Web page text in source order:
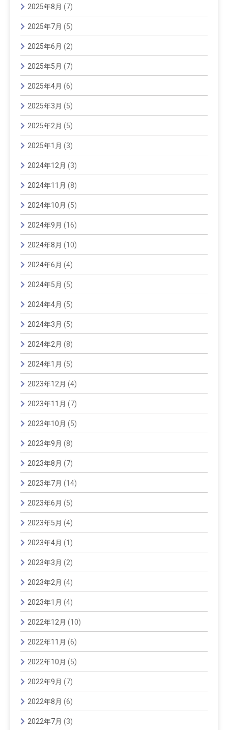
2025年8月 (7)
2025年7月 (5)
2025年6月 (2)
2025年5月 (7)
2025年4月 (6)
2025年3月 (5)
2025年2月 (5)
2025年1月 (3)
2024年12月 (3)
2024年11月 (8)
2024年10月 (5)
2024年9月 (16)
2024年8月 (10)
2024年6月 (4)
2024年5月 (5)
2024年4月 (5)
2024年3月 (5)
2024年2月 (8)
2024年1月 (5)
2023年12月 (4)
2023年11月 (7)
2023年10月 (5)
2023年9月 (8)
2023年8月 (7)
2023年7月 (14)
2023年6月 (5)
2023年5月 (4)
2023年4月 (1)
2023年3月 (2)
2023年2月 (4)
2023年1月 (4)
2022年12月 (10)
2022年11月 (6)
2022年10月 (5)
2022年9月 (7)
2022年8月 (6)
2022年7月 (3)